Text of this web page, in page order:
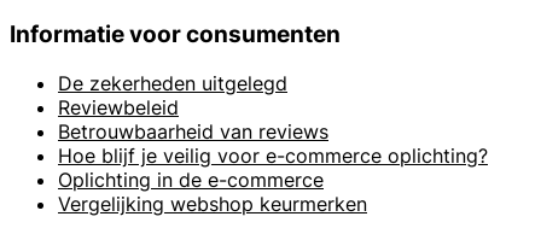
Informatie voor consumenten
De zekerheden uitgelegd
Reviewbeleid
Betrouwbaarheid van reviews
Hoe blijf je veilig voor e-commerce oplichting?
Oplichting in de e-commerce
Vergelijking webshop keurmerken